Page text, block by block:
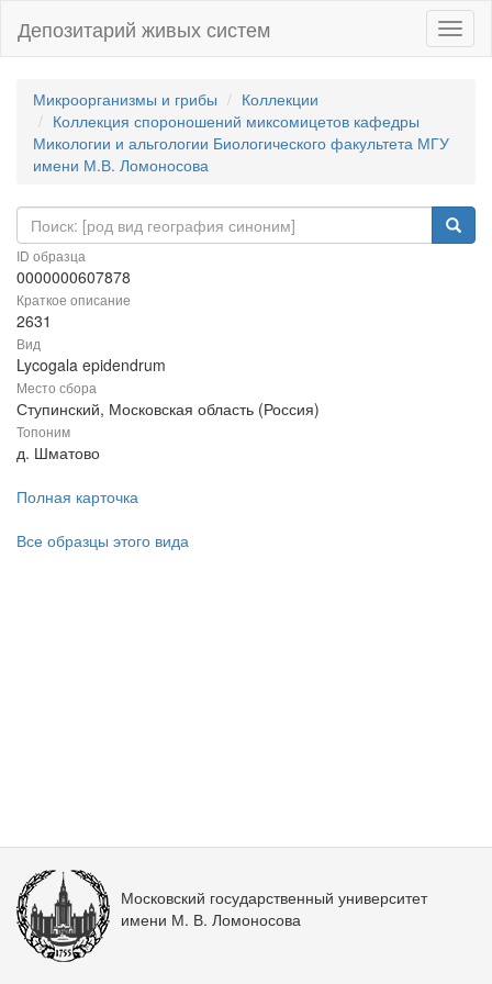
Депозитарий живых систем
Микроорганизмы и грибы
Коллекции
Коллекция спороношений миксомицетов кафедры
Микологии и альгологии Биологического факультета МГУ
имени М.В. Ломоносова
ID образца
0000000607878
Краткое описание
2631
Вид
Lycogala epidendrum
Место сбора
Ступинский, Московская область (Россия)
Топоним
д. Шматово
Полная карточка
Все образцы этого вида
Московский государственный университет
имени М. В. Ломоносова